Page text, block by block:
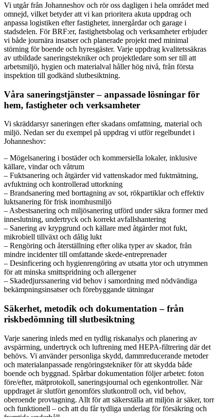
Vi utgår från Johanneshov och rör oss dagligen i hela området med
omnejd, vilket betyder att vi kan prioritera akuta uppdrag och
anpassa logistiken efter fastigheter, innergårdar och garage i
stadsdelen. För BRF:er, fastighetsbolag och verksamheter erbjuder
vi både journära insatser och planerade projekt med minimal
störning för boende och hyresgäster. Varje uppdrag kvalitetssäkras
av utbildade saneringstekniker och projektledare som ser till att
arbetsmiljö, hygien och materialval håller hög nivå, från första
inspektion till godkänd slutbesiktning.
Våra saneringstjänster – anpassade lösningar för
hem, fastigheter och verksamheter
Vi skräddarsyr saneringen efter skadans omfattning, material och
miljö. Nedan ser du exempel på uppdrag vi utför regelbundet i
Johanneshov:
– Mögelsanering i bostäder och kommersiella lokaler, inklusive
källare, vindar och våtrum
– Fuktsanering och åtgärder vid vattenskador med fuktmätning,
avfuktning och kontrollerad uttorkning
– Brandsanering med borttagning av sot, rökpartiklar och effektiv
luktsanering för frisk inomhusmiljö
– Asbestsanering och miljösanering utförd under säkra former med
inneslutning, undertryck och korrekt avfallshantering
– Sanering av krypgrund och källare med åtgärder mot fukt,
mikrobiell tillväxt och dålig lukt
– Rengöring och återställning efter olika typer av skador, från
mindre incidenter till omfattande skede-entreprenader
– Desinficering och hygienrengöring av utsatta ytor och utrymmen
för att minska smittspridning och allergener
– Skadedjurssanering vid behov i samordning med nödvändiga
bekämpningsinsatser och förebyggande tätningar
Säkerhet, metodik och dokumentation – från
riskbedömning till slutbesiktning
Varje sanering inleds med en tydlig riskanalys och planering av
avspärrning, undertryck och luftrening med HEPA-filtrering där det
behövs. Vi använder personliga skydd, dammreducerande metoder
och materialanpassade rengöringstekniker för att skydda både
boende och byggnad. Spårbar dokumentation följer arbetet: foton
före/efter, mätprotokoll, saneringsjournal och egenkontroller. När
uppdraget är slutfört genomförs slutkontroll och, vid behov,
oberoende provtagning. Allt för att säkerställa att miljön är säker, torr
och funktionell – och att du får tydliga underlag för försäkring och